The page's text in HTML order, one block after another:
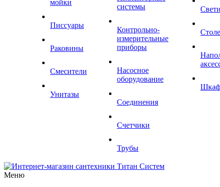
мойки
Писсуары
Раковины
Смесители
Унитазы
системы
Контрольно-
измерительные
приборы
Насосное
оборудование
Соединения
Счетчики
Трубы
Меню